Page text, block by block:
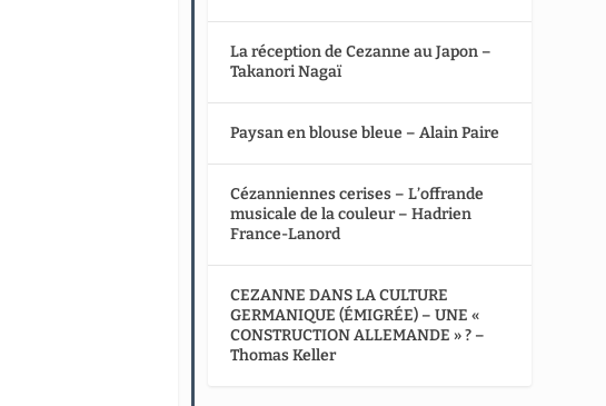
La réception de Cezanne au Japon –
Takanori Nagaï
Paysan en blouse bleue – Alain Paire
Cézanniennes cerises – L’offrande
musicale de la couleur – Hadrien
France-Lanord
CEZANNE DANS LA CULTURE
GERMANIQUE (ÉMIGRÉE) – UNE «
CONSTRUCTION ALLEMANDE » ? –
Thomas Keller